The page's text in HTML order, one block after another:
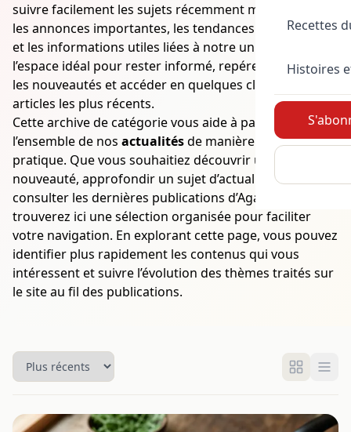
Recettes
Histoires
suivre facilement les sujets récemment mis en ligne,
les annonces importantes, les tendances du moment
et les informations utiles liées à notre univers. C’est
l’espace idéal pour rester informé, repérer rapidement
les nouveautés et accéder en quelques clics aux
articles les plus récents.
Cette archive de catégorie vous aide à parcourir
l’ensemble de nos actualitésde manière claire et
pratique. Que vous souhaitiez découvrir une
nouveauté, approfondir un sujet d’actualité ou
consulter les dernières publications d’Agaveny, vous
trouverez ici une sélection organisée pour faciliter
votre navigation. En explorant cette page, vous pouvez
identifier plus rapidement les contenus qui vous
intéressent et suivre l’évolution des thèmes traités sur
le site au fil des publications.